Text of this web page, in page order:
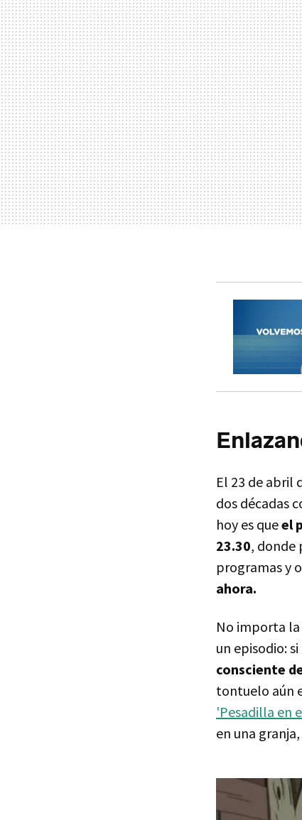
El 23 de abril
dos décadas
hoy es queel
23.30, donde
programas y
ahora.
No importa la
un episodio:
consciente
tontuelo aún
'Pesadilla en
en una granja,